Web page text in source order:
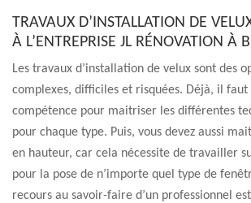
TRAVAUX D’INSTALLATION DE
À L’ENTREPRISE JL RÉNOVATION À
Les travaux d’installation de velux sont des
complexes, difficiles et risquées. Déjà, il faut
compétence pour maitriser les différentes
pour chaque type. Puis, vous devez aussi
en hauteur, car cela nécessite de travailler
pour la pose de n’importe quel type de
recours au savoir-faire d’un professionnel